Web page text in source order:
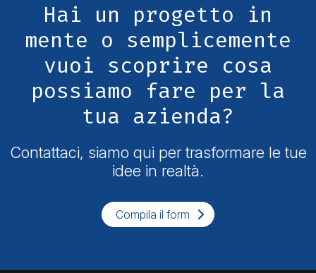
Hai un progetto in
mente o semplicemente
vuoi scoprire cosa
possiamo fare per la
tua azienda?
Contattaci, siamo qui per trasformare le tue
idee in realtà.
Compila il form